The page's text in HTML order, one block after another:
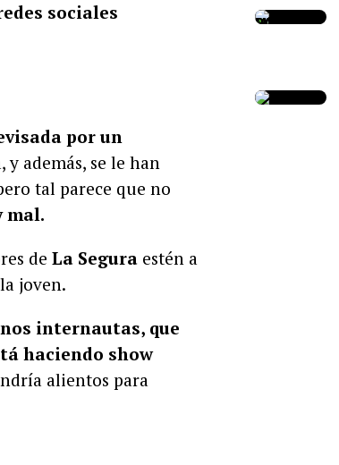
sociales
por un
además, se le han
tal parece que no
mal.
de La Segura estén a
joven.
internautas, que
haciendo show
alientos para